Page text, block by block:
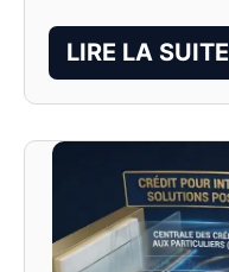
LIRE LA SUITE